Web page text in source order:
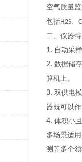
空气质量
包括H2S、
二、仪器
1. 自动采
2. 数据储
算机上。
3. 双供电
器既可以
4. 体积小
多场景适
测等多个